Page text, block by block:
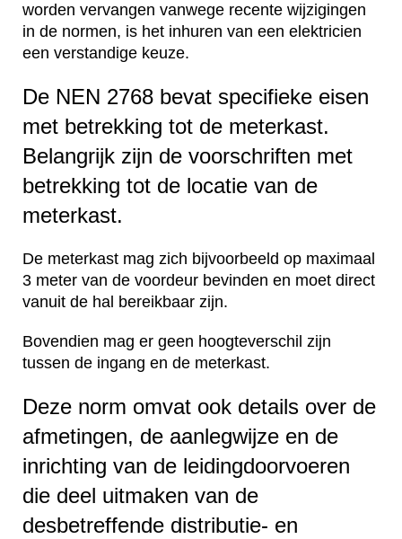
worden vervangen vanwege recente wijzigingen
in de normen, is het inhuren van een elektricien
een verstandige keuze.
De NEN 2768 bevat specifieke eisen
met betrekking tot de meterkast.
Belangrijk zijn de voorschriften met
betrekking tot de locatie van de
meterkast.
De meterkast mag zich bijvoorbeeld op maximaal
3 meter van de voordeur bevinden en moet direct
vanuit de hal bereikbaar zijn.
Bovendien mag er geen hoogteverschil zijn
tussen de ingang en de meterkast.
Deze norm omvat ook details over de
afmetingen, de aanlegwijze en de
inrichting van de leidingdoorvoeren
die deel uitmaken van de
desbetreffende distributie- en